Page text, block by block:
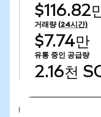
$116.82
거래량 (24시간)
$7.74만
유통 중인 공급량
2.16천